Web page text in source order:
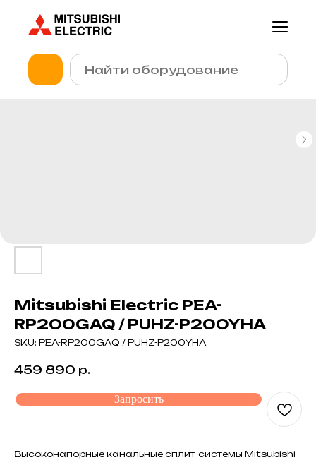
Mitsubishi Electric PEA-
RP200GAQ / PUHZ-P200YHA
SKU: PEA-RP200GAQ / PUHZ-P200YHA
459 890 р.
Запросить
Высоконапорные канальные сплит-системы Mitsubishi